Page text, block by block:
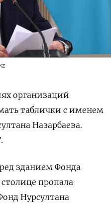
организаций
таблички с именем
Назарбаева.
зданием Фонда
пропала
Нурсултана